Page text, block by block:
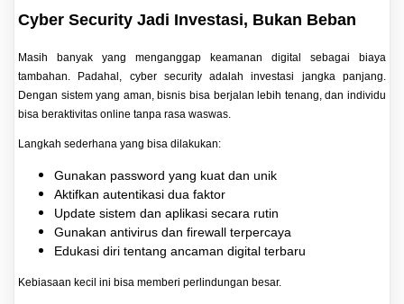
Cyber Security Jadi Investasi, Bukan Beban
Masih banyak yang menganggap keamanan digital sebagai biaya
tambahan. Padahal, cyber security adalah investasi jangka panjang.
Dengan sistem yang aman, bisnis bisa berjalan lebih tenang, dan individu
bisa beraktivitas online tanpa rasa waswas.
Langkah sederhana yang bisa dilakukan:
Gunakan password yang kuat dan unik
Aktifkan autentikasi dua faktor
Update sistem dan aplikasi secara rutin
Gunakan antivirus dan firewall terpercaya
Edukasi diri tentang ancaman digital terbaru
Kebiasaan kecil ini bisa memberi perlindungan besar.